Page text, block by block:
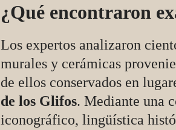
¿Qué encontraron
Los expertos analizaron
murales y cerámicas
de ellos conservados en
de los Glifos. Mediante una
iconográfico, lingüística